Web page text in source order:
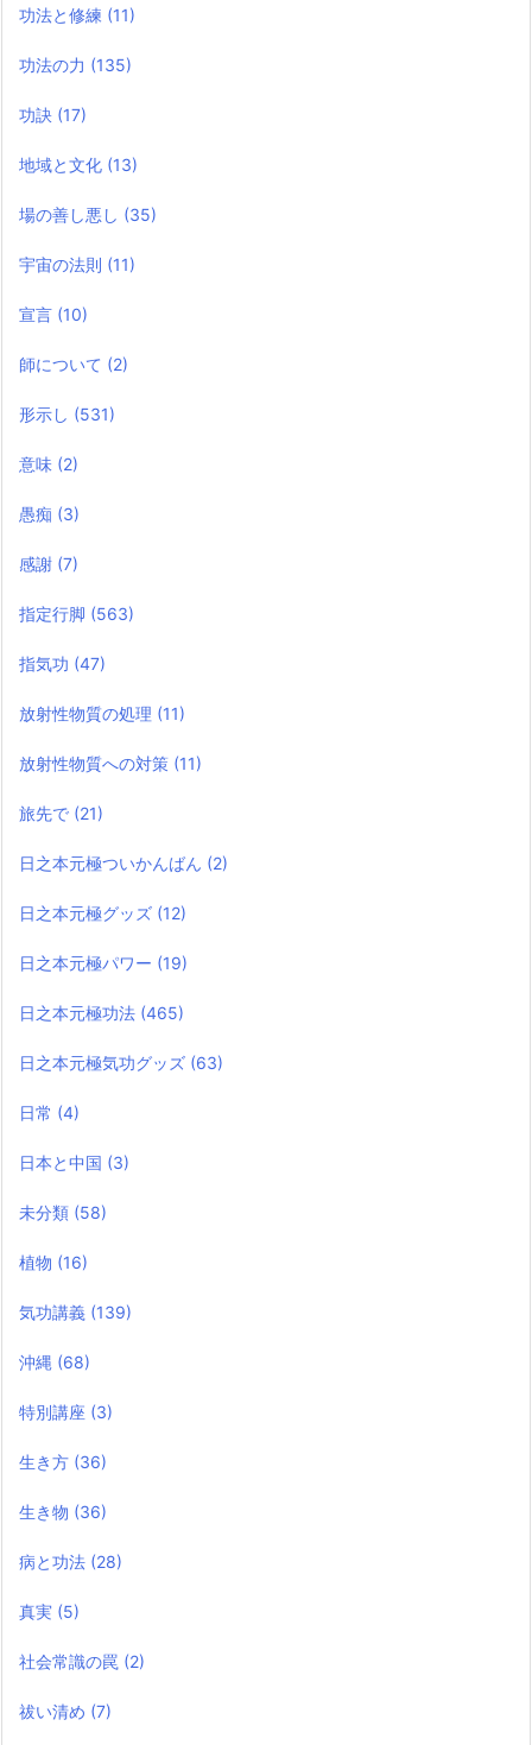
功法と修練 (11)
功法の力 (135)
功訣 (17)
地域と文化 (13)
場の善し悪し (35)
宇宙の法則 (11)
宣言 (10)
師について (2)
形示し (531)
意味 (2)
愚痴 (3)
感謝 (7)
指定行脚 (563)
指気功 (47)
放射性物質の処理 (11)
放射性物質への対策 (11)
旅先で (21)
日之本元極ついかんばん (2)
日之本元極グッズ (12)
日之本元極パワー (19)
日之本元極功法 (465)
日之本元極気功グッズ (63)
日常 (4)
日本と中国 (3)
未分類 (58)
植物 (16)
気功講義 (139)
沖縄 (68)
特別講座 (3)
生き方 (36)
生き物 (36)
病と功法 (28)
真実 (5)
社会常識の罠 (2)
祓い清め (7)